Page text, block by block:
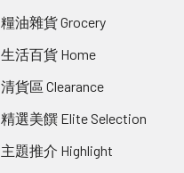
糧油雜貨 Grocery
生活百貨 Home
清貨區 Clearance
精選美饌 Elite Selection
主題推介 Highlight